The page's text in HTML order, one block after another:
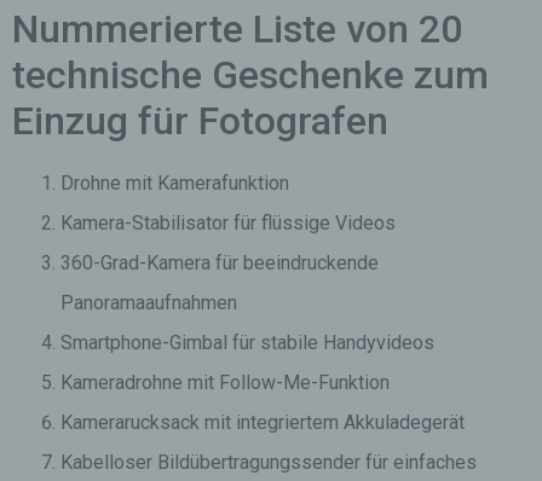
Nummerierte Liste von 20
technische Geschenke zum
Einzug für Fotografen
Drohne mit Kamerafunktion
Kamera-Stabilisator für flüssige Videos
360-Grad-Kamera für beeindruckende
Panoramaaufnahmen
Smartphone-Gimbal für stabile Handyvideos
Kameradrohne mit Follow-Me-Funktion
Kamerarucksack mit integriertem Akkuladegerät
Kabelloser Bildübertragungssender für einfaches